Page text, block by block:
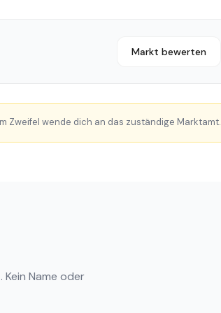
Markt bewerten
Zweifel wende dich an das zuständige Marktamt.
Name oder